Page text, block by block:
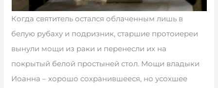
Когда святитель остался облаченным лишь в
белую рубаху и подризник, старшие протоиереи
вынули мощи из раки и перенесли их на
покрытый белой простыней стол. Мощи владыки
Иоанна – хорошо сохранившееся, но усохшее